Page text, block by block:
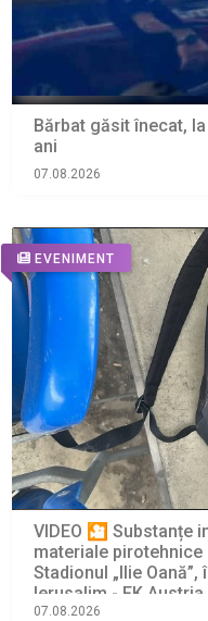
Bărbat găsit înecat,
ani
07.08.2026
EVENIMENT
VIDEO 🎦 Substanțe
materiale
Stadionul „Ilie
Ierusalim - FK Austria
07.08.2026